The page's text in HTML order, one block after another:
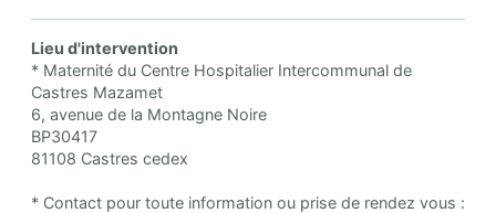
Lieu d'intervention
* Maternité du Centre Hospitalier Intercommunal de
Castres Mazamet
6, avenue de la Montagne Noire
BP30417
81108 Castres cedex
* Contact pour toute information ou prise de rendez vous :